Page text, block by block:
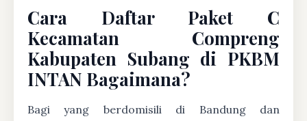
Cara Daftar Paket C
Kecamatan Compreng
Kabupaten Subang di PKBM
INTAN Bagaimana?
Bagi yang berdomisili di Bandung dan